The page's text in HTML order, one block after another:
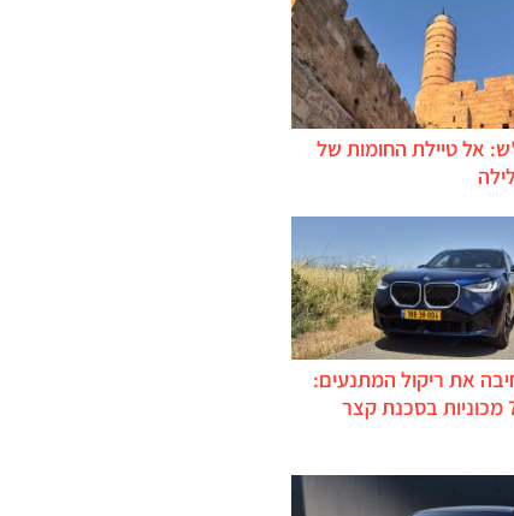
אל טיילת החומות של
את ריקול המתנעים:
כ-744,000 מכוניות בסכנת קצר